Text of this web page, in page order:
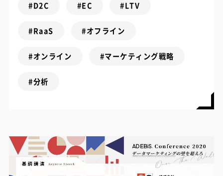
#D2C #EC #LTV
#RaaS #オフライン
#オンライン #マーケティング戦略
#分析